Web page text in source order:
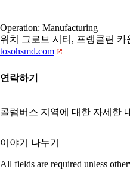
Operation: Manufacturing
위치 그로브 시티, 프랭클린 카
tosohsmd.com
연락하기
콜럼버스 지역에 대한 자세한
이야기 나누기
All fields are required unless